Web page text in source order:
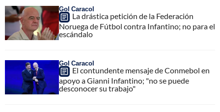
Gol Caracol
La drástica petición de la Federación
Noruega de Fútbol contra Infantino; no para el
escándalo
Gol Caracol
El contundente mensaje de Conmebol en
apoyo a Gianni Infantino; "no se puede
desconocer su trabajo"